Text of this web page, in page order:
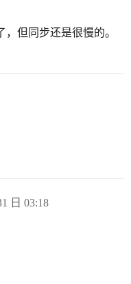
但同步还是很慢的。
日 03:18